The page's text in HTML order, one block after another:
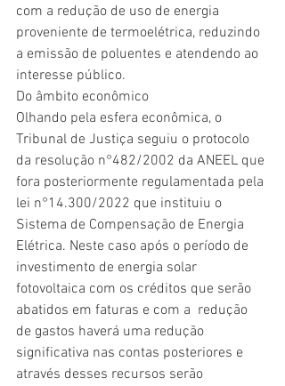
com a redução de uso de energia
proveniente de termoelétrica, reduzindo
a emissão de poluentes e atendendo ao
interesse público.
Do âmbito econômico
Olhando pela esfera econômica, o
Tribunal de Justiça seguiu o protocolo
da resolução n°482/2002 da ANEEL que
fora posteriormente regulamentada pela
lei n°14.300/2022 que instituiu o
Sistema de Compensação de Energia
Elétrica. Neste caso após o período de
investimento de energia solar
fotovoltaica com os créditos que serão
abatidos em faturas e com a  redução
de gastos haverá uma redução
significativa nas contas posteriores e
através desses recursos serão